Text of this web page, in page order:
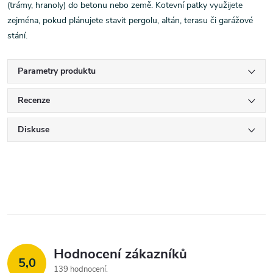
(trámy, hranoly) do betonu nebo země. Kotevní patky využijete
zejména, pokud plánujete stavit pergolu, altán, terasu či garážové
stání.
Parametry produktu
Recenze
Diskuse
5,0 Hodnocení zákazníků
139 hodnocení